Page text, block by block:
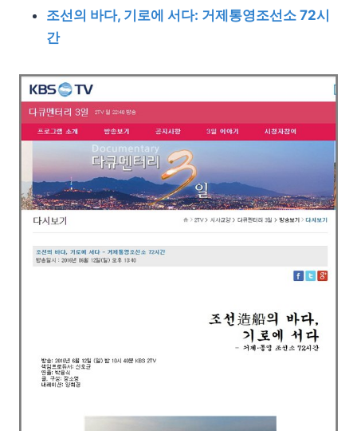
조선의 바다, 기로에 서다: 거제통영조선소 72시
간